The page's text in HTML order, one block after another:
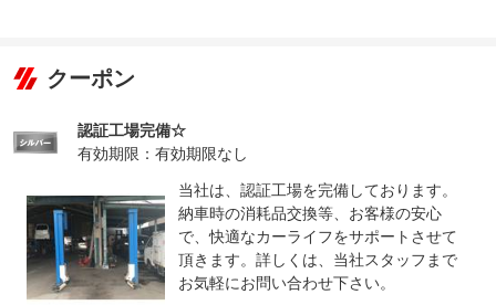
クーポン
認証工場完備☆
有効期限：有効期限なし
当社は、認証工場を完備しております。
納車時の消耗品交換等、お客様の安心
で、快適なカーライフをサポートさせて
頂きます。詳しくは、当社スタッフまで
お気軽にお問い合わせ下さい。